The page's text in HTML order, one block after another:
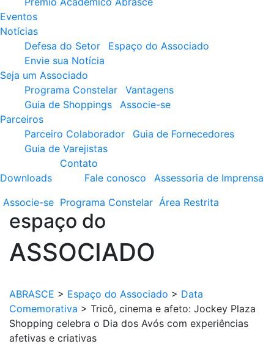
Eventos
Notícias
Defesa do Setor
Espaço do Associado
Envie sua Notícia
Seja um Associado
Programa Constelar
Vantagens
Guia de Shoppings
Associe-se
Parceiros
Parceiro Colaborador
Guia de Fornecedores
Guia de Varejistas
Downloads
Contato
Fale conosco
Assessoria de Imprensa
Associe-se Programa Constelar Área Restrita
espaço do
ASSOCIADO
ABRASCE > Espaço do Associado > Data
Comemorativa > Tricô, cinema e afeto: Jockey Plaza
Shopping celebra o Dia dos Avós com experiências
afetivas e criativas